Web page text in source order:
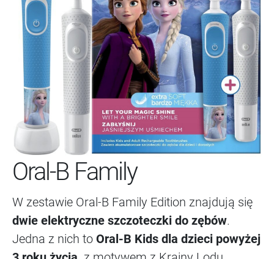
Oral-B Family
W zestawie Oral-B Family Edition znajdują się
dwie elektryczne szczoteczki do zębów.
Jedna z nich to Oral-B Kids dla dzieci powyżej